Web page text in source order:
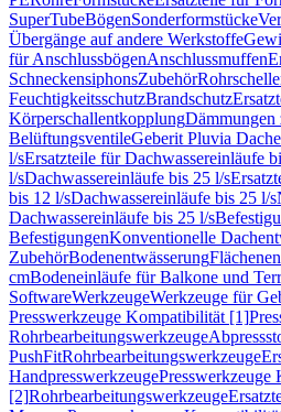
SuperTubeBögenSonderformstücke
Übergänge auf andere Werkstoffe
für AnschlussbögenAnschlussmuffen
SchneckensiphonsZubehör
FeuchtigkeitsschutzBrandschutz
Körperschallentkopplung
BelüftungsventileGeberit Pluvia
l/sErsatzteile für Dachwassereinläufe
l/sDachwassereinläufe bis 25 l/s
bis 12 l/sDachwassereinläufe bis 25 l/s
Dachwassereinläufe bis 25 l/s
BefestigungenKonventionelle
ZubehörBodenentwässerung
cmBodeneinläufe für Balkone und
SoftwareWerkzeugeWerkzeuge für
Presswerkzeuge Kompatibilität [1]
Rohrbearbeitungswerkzeuge
PushFitRohrbearbeitungswerkzeuge
Handpresswerkzeuge
[2]Rohrbearbeitungswerkzeuge